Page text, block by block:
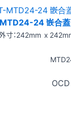
24 嵌合
寸：242mm x
OCD